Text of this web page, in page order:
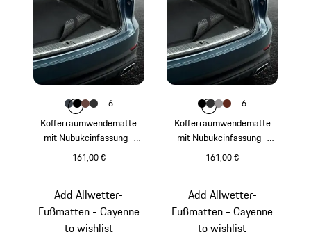
Kofferraumwendematte
mit Nubukeinfassung -
Cayenne
161,00 €
Farbe
Farbegraphitblau
Farbe schwarz
Farbetrüffelbraun
Farbe
+6
Kofferraumwendematte
mit Nubukeinfassung -
Cayenne
161,00 €
Farbe
Farbeschwarz
Farbe achatgrau
Farbeplatingrau
Farbe
+6
Add Allwetter-
Fußmatten - Cayenne
to wishlist
Add Allwetter-
Fußmatten - Cayenne
to wishlist